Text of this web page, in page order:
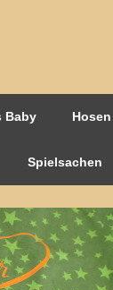
Baby Hosen
Spielsachen